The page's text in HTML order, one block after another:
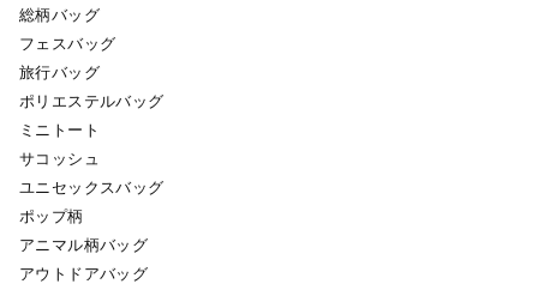
総柄バッグ
フェスバッグ
旅行バッグ
ポリエステルバッグ
ミニトート
サコッシュ
ユニセックスバッグ
ポップ柄
アニマル柄バッグ
アウトドアバッグ